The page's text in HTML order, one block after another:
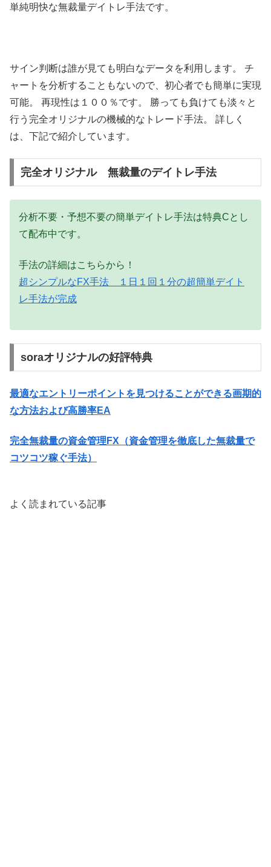
単純明快な無裁量デイトレ手法です。
サイン判断は誰が見ても明白なデータを利用します。 チ
ャートを分析することもないので、初心者でも簡単に実現
可能。 再現性は１００％です。 勝っても負けても淡々と
行う完全オリジナルの機械的なトレード手法。 詳しく
は、下記で紹介しています。
完全オリジナル 無裁量のデイトレ手法
分析不要・予想不要の簡単デイトレ手法は特典Cとし
て配布中です。
手法の詳細はこちらから！
超シンプルなFX手法 １日１回１分の超簡単デイト
レ手法が完成
soraオリジナルの好評特典
最適なエントリーポイントを見つけることができる画期的
な方法および高勝率EA
完全無裁量の資金管理FX（資金管理を徹底した無裁量で
コツコツ稼ぐ手法）
よく読まれている記事